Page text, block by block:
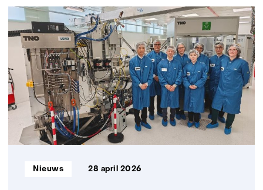
(Neem
contact
met
ons
op)
10
resultaten,
getoond
1
t/m
5
Informatietype:
Nieuws 28 april 2026